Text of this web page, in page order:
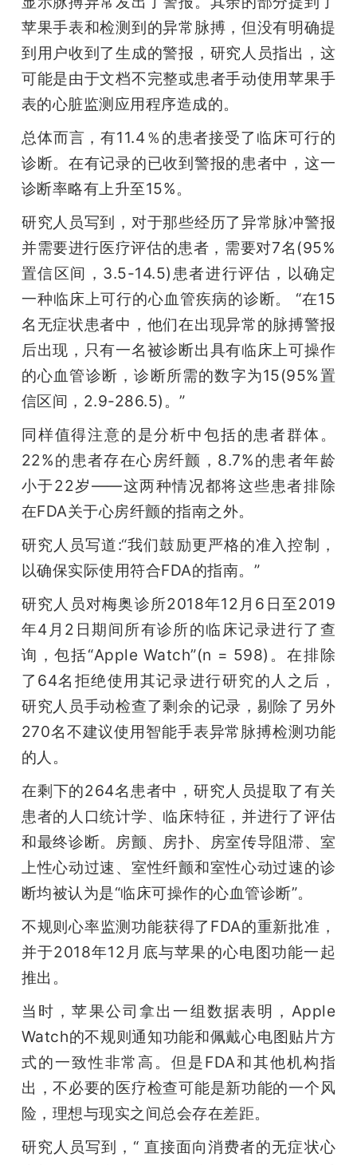
苹果手表和检测到的异常脉搏，但没有明确提
到用户收到了生成的警报，研究人员指出，这
可能是由于文档不完整或患者手动使用苹果手
表的心脏监测应用程序造成的。
总体而言，有11.4％的患者接受了临床可行的
诊断。在有记录的已收到警报的患者中，这一
诊断率略有上升至15%。
研究人员写到，对于那些经历了异常脉冲警报
并需要进行医疗评估的患者，需要对7名(95%
置信区间，3.5-14.5)患者进行评估，以确定
一种临床上可行的心血管疾病的诊断。 “在15
名无症状患者中，他们在出现异常的脉搏警报
后出现，只有一名被诊断出具有临床上可操作
的心血管诊断，诊断所需的数字为15(95%置
信区间，2.9-286.5)。”
同样值得注意的是分析中包括的患者群体。
22%的患者存在心房纤颤，8.7%的患者年龄
小于22岁——这两种情况都将这些患者排除
在FDA关于心房纤颤的指南之外。
研究人员写道:“我们鼓励更严格的准入控制，
以确保实际使用符合FDA的指南。”
研究人员对梅奥诊所2018年12月6日至2019
年4月2日期间所有诊所的临床记录进行了查
询，包括“Apple Watch”(n = 598)。在排除
了64名拒绝使用其记录进行研究的人之后，
研究人员手动检查了剩余的记录，剔除了另外
270名不建议使用智能手表异常脉搏检测功能
的人。
在剩下的264名患者中，研究人员提取了有关
患者的人口统计学、临床特征，并进行了评估
和最终诊断。房颤、房扑、房室传导阻滞、室
上性心动过速、室性纤颤和室性心动过速的诊
断均被认为是“临床可操作的心血管诊断”。
不规则心率监测功能获得了FDA的重新批准，
并于2018年12月底与苹果的心电图功能一起
推出。
当时，苹果公司拿出一组数据表明，Apple
Watch的不规则通知功能和佩戴心电图贴片方
式的一致性非常高。但是FDA和其他机构指
出，不必要的医疗检查可能是新功能的一个风
险，理想与现实之间总会存在差距。
研究人员写到，“ 直接面向消费者的无症状心